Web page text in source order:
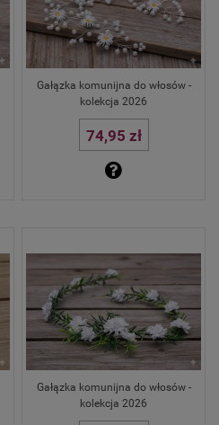
Gałązka komunijna do włosów -
kolekcja 2026
74,95 zł
Gałązka komunijna do włosów -
kolekcja 2026